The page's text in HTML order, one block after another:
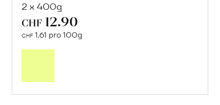
2 x 400g
CHF 12.90
CHF 1.61 pro 100g